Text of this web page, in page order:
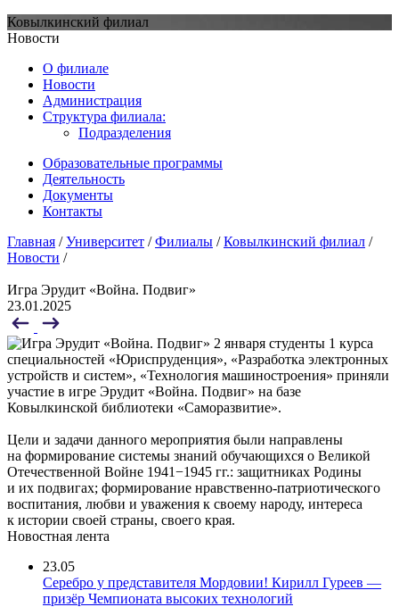
Ковылкинский филиал
Новости
О филиале
Новости
Администрация
Структура филиала:
Подразделения
Образовательные программы
Деятельность
Документы
Контакты
Главная /Университет /Филиалы /Ковылкинский филиал /
Новости /
Игра Эрудит «Война. Подвиг»
23.01.2025
2 января студенты 1 курса
специальностей «Юриспруденция», «Разработка электронных
устройств и систем», «Технология машиностроения» приняли
участие в игре Эрудит «Война. Подвиг» на базе
Ковылкинской библиотеки «Саморазвитие».
Цели и задачи данного мероприятия были направлены
на формирование системы знаний обучающихся о Великой
Отечественной Войне 1941−1945 гг.: защитниках Родины
и их подвигах; формирование нравственно-патриотического
воспитания, любви и уважения к своему народу, интереса
к истории своей страны, своего края.
Новостная лента
23.05
Серебро у представителя Мордовии! Кирилл Гуреев —
призёр Чемпионата высоких технологий